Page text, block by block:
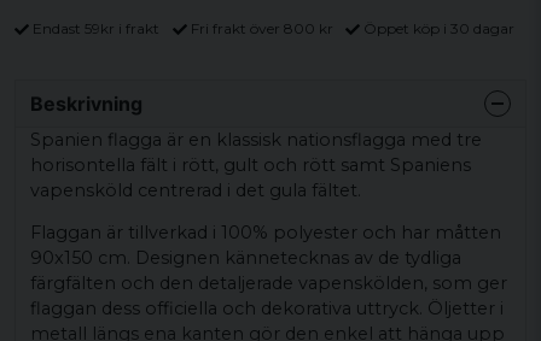
Endast 59kr i frakt Fri frakt över 800 kr Öppet köp i 30 dagar
Beskrivning
Spanien flagga är en klassisk nationsflagga med tre
horisontella fält i rött, gult och rött samt Spaniens
vapensköld centrerad i det gula fältet.
Flaggan är tillverkad i 100% polyester och har måtten
90x150 cm. Designen kännetecknas av de tydliga
färgfälten och den detaljerade vapenskölden, som ger
flaggan dess officiella och dekorativa uttryck. Öljetter i
metall längs ena kanten gör den enkel att hänga upp